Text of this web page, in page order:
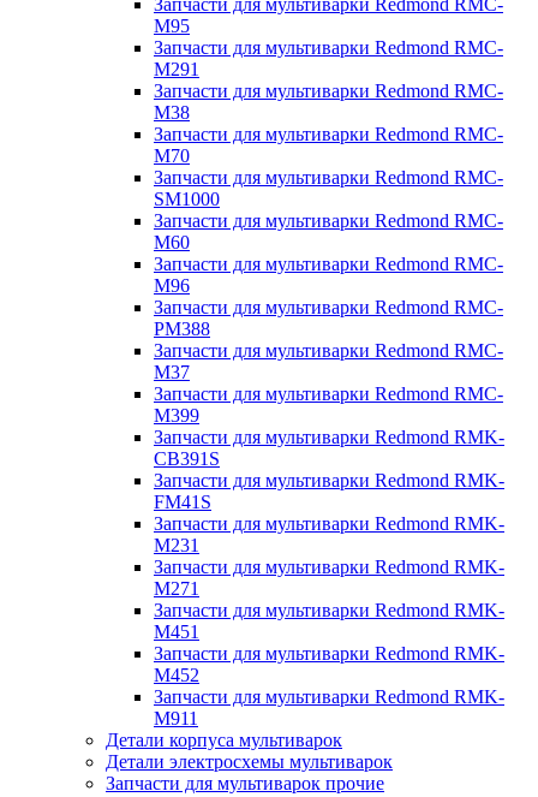
Запчасти для мультиварки Redmond RMC-
M95
Запчасти для мультиварки Redmond RMC-
M291
Запчасти для мультиварки Redmond RMC-
M38
Запчасти для мультиварки Redmond RMC-
M70
Запчасти для мультиварки Redmond RMC-
SM1000
Запчасти для мультиварки Redmond RMC-
M60
Запчасти для мультиварки Redmond RMC-
M96
Запчасти для мультиварки Redmond RMC-
PM388
Запчасти для мультиварки Redmond RMC-
M37
Запчасти для мультиварки Redmond RMC-
M399
Запчасти для мультиварки Redmond RMK-
CB391S
Запчасти для мультиварки Redmond RMK-
FM41S
Запчасти для мультиварки Redmond RMK-
M231
Запчасти для мультиварки Redmond RMK-
M271
Запчасти для мультиварки Redmond RMK-
M451
Запчасти для мультиварки Redmond RMK-
M452
Запчасти для мультиварки Redmond RMK-
M911
Детали корпуса мультиварок
Детали электросхемы мультиварок
Запчасти для мультиварок прочие